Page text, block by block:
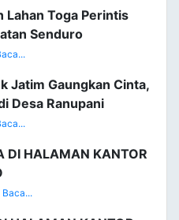
Lahan Toga Perintis
Senduro
Jatim Gaungkan Cinta,
Desa Ranupani
DI HALAMAN KANTOR
Baca...